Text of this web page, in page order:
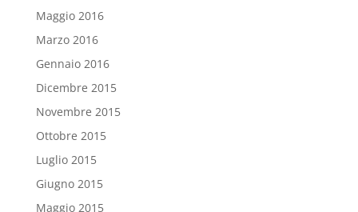
Maggio 2016
Marzo 2016
Gennaio 2016
Dicembre 2015
Novembre 2015
Ottobre 2015
Luglio 2015
Giugno 2015
Maggio 2015